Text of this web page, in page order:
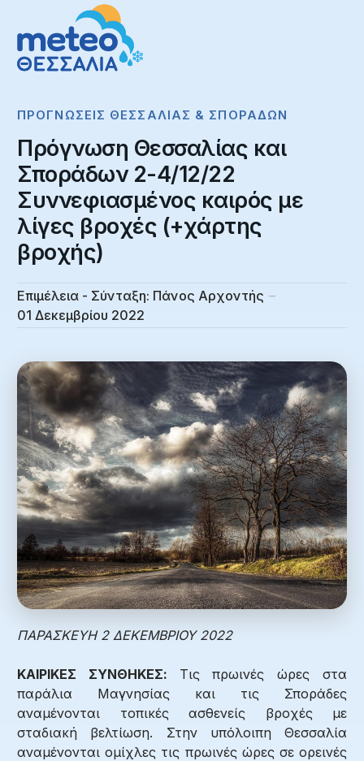
ΠΡΟΓΝΏΣΕΙΣ ΘΕΣΣΑΛΊΑΣ & ΣΠΟΡΆΔΩΝ
Πρόγνωση Θεσσαλίας και
Σποράδων 2-4/12/22
Συννεφιασμένος καιρός με
λίγες βροχές (+χάρτης
βροχής)
Επιμέλεια - Σύνταξη: Πάνος Αρχοντής
01 Δεκεμβρίου 2022
ΠΑΡΑΣΚΕΥΗ 2 ΔΕΚΕΜΒΡΙΟΥ 2022
ΚΑΙΡΙΚΕΣ ΣΥΝΘΗΚΕΣ: Τις πρωινές ώρες στα
παράλια Μαγνησίας και τις Σποράδες
αναμένονται τοπικές ασθενείς βροχές με
σταδιακή βελτίωση. Στην υπόλοιπη Θεσσαλία
αναμένονται ομίχλες τις πρωινές ώρες σε ορεινές